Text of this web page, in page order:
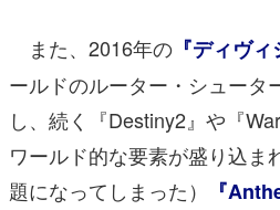
また、2016年の 『ディヴィ
ールドのルーター・シュータ
し、続く『Destiny2』や『
ワールド的な要素が盛り込ま
題になってしまった）
『